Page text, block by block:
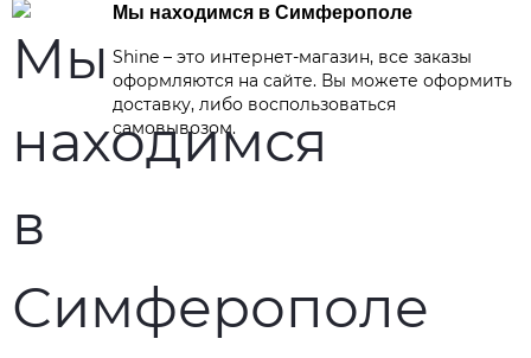
Мы находимся в Симферополе
Shine – это интернет-магазин, все заказы
оформляются на сайте. Вы можете оформить
доставку, либо воспользоваться
самовывозом.